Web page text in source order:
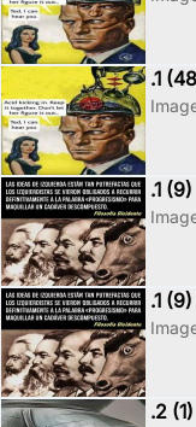
.1
.1 (9)
.1
.2 (1)